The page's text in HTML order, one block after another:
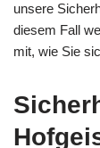
unsere
diesem Fall
mit, wie Sie